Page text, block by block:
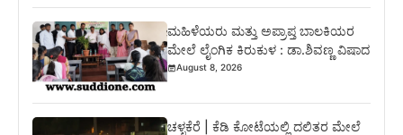
ಮಹಿಳೆಯರು ಮತ್ತು ಅಪ್ರಾಪ್ತ ಬಾಲಕಿಯರ
ಮೇಲೆ ಲೈಂಗಿಕ ಕಿರುಕುಳ : ಡಾ.ಶಿವಣ್ಣ ವಿಷಾದ
August 8, 2026
ಚಳ್ಳಕೆರೆ | ಕೆಡಿ ಕೋಟೆಯಲ್ಲಿ ದಲಿತರ ಮೇಲೆ